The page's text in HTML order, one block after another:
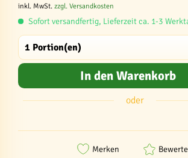
inkl. MwSt. zzgl. Versandkosten
Sofort versandfertig, Lieferzeit ca. 1-3
In den Warenkorb
oder
Merken